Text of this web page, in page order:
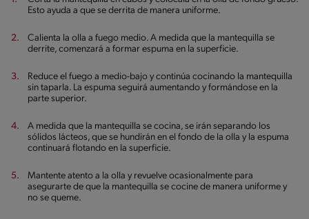
Esto ayuda a que se derrita de manera uniforme.
Calienta la olla a fuego medio. A medida que la mantequilla se
derrite, comenzará a formar espuma en la superficie.
Reduce el fuego a medio-bajo y continúa cocinando la mantequilla
sin taparla. La espuma seguirá aumentando y formándose en la
parte superior.
A medida que la mantequilla se cocina, se irán separando los
sólidos lácteos, que se hundirán en el fondo de la olla y la espuma
continuará flotando en la superficie.
Mantente atento a la olla y revuelve ocasionalmente para
asegurarte de que la mantequilla se cocine de manera uniforme y
no se queme.